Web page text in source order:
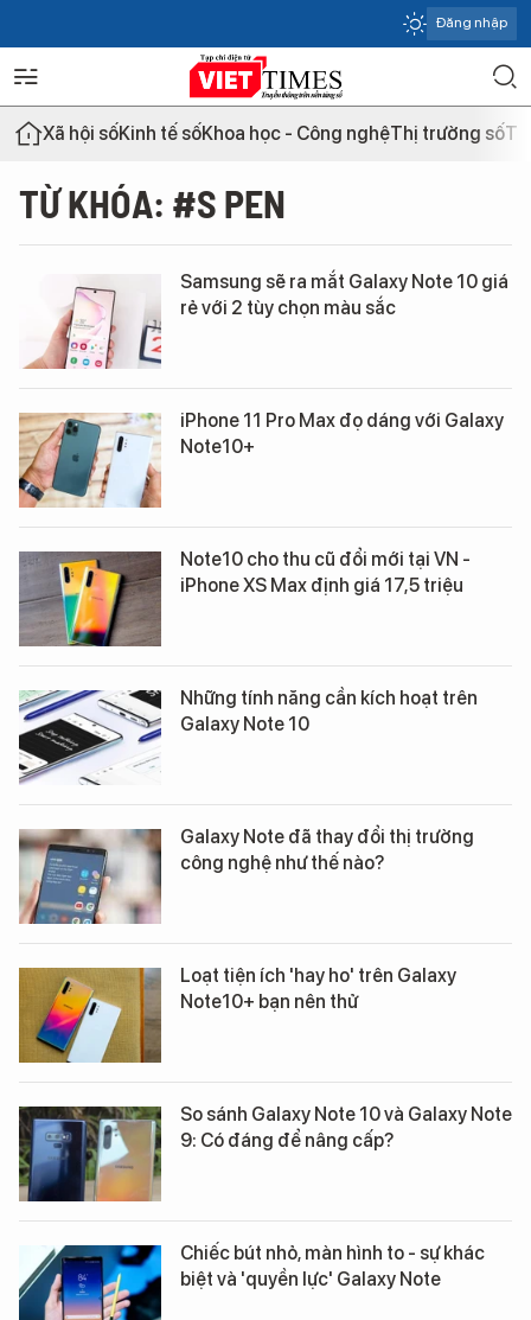
Đăng nhập
Xã hội sốKinh tế sốKhoa học - Công nghệThị trường số
TỪ KHÓA: #S PEN
Samsung sẽ ra mắt Galaxy Note 10 giá
rẻ với 2 tùy chọn màu sắc
iPhone 11 Pro Max đọ dáng với Galaxy
Note10+
Note10 cho thu cũ đổi mới tại VN -
iPhone XS Max định giá 17,5 triệu
Những tính năng cần kích hoạt trên
Galaxy Note 10
Galaxy Note đã thay đổi thị trường
công nghệ như thế nào?
Loạt tiện ích 'hay ho' trên Galaxy
Note10+ bạn nên thử
So sánh Galaxy Note 10 và Galaxy Note
9: Có đáng để nâng cấp?
Chiếc bút nhỏ, màn hình to - sự khác
biệt và 'quyền lực' Galaxy Note